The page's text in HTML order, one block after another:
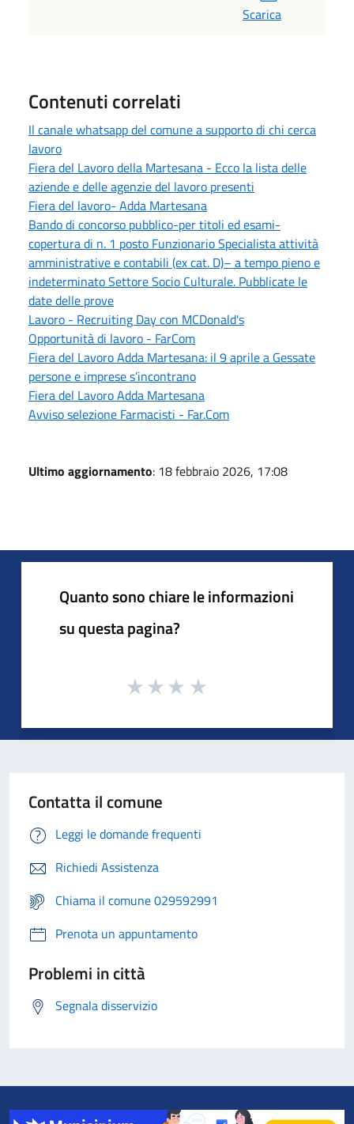
Scarica
Contenuti correlati
Il canale whatsapp del comune a supporto di chi cerca
lavoro
Fiera del Lavoro della Martesana - Ecco la lista delle
aziende e delle agenzie del lavoro presenti
Fiera del lavoro- Adda Martesana
Bando di concorso pubblico-per titoli ed esami-
copertura di n. 1 posto Funzionario Specialista attività
amministrative e contabili (ex cat. D)– a tempo pieno e
indeterminato Settore Socio Culturale. Pubblicate le
date delle prove
Lavoro - Recruiting Day con MCDonald's
Opportunità di lavoro - FarCom
Fiera del Lavoro Adda Martesana: il 9 aprile a Gessate
persone e imprese s’incontrano
Fiera del Lavoro Adda Martesana
Avviso selezione Farmacisti - Far.Com
Ultimo aggiornamento: 18 febbraio 2026, 17:08
Quanto sono chiare le informazioni
su questa pagina?
Contatta il comune
Leggi le domande frequenti
Richiedi Assistenza
Chiama il comune 029592991
Prenota un appuntamento
Problemi in città
Segnala disservizio